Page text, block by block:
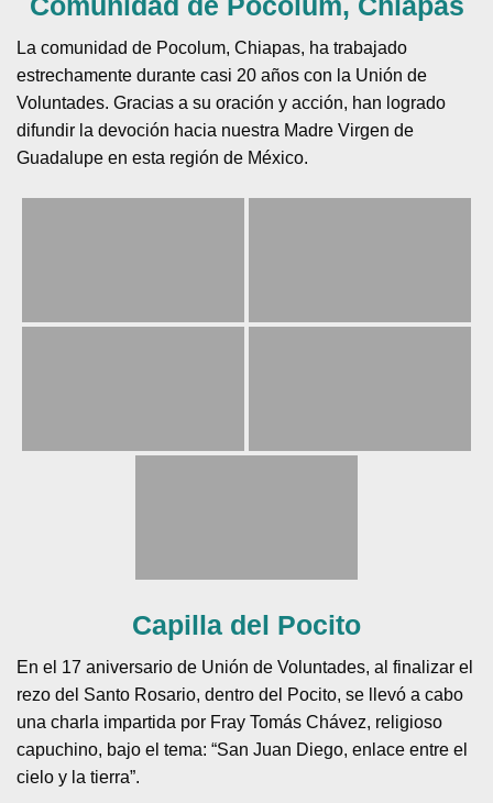
La comunidad de Pocolum, Chiapas, ha trabajado
estrechamente durante casi 20 años con la Unión de
Voluntades. Gracias a su oración y acción, han logrado
difundir la devoción hacia nuestra Madre Virgen de
Guadalupe en esta región de México.
Capilla del Pocito
En el 17 aniversario de Unión de Voluntades, al finalizar el
rezo del Santo Rosario, dentro del Pocito, se llevó a cabo
una charla impartida por Fray Tomás Chávez, religioso
capuchino, bajo el tema: “San Juan Diego, enlace entre el
cielo y la tierra”.